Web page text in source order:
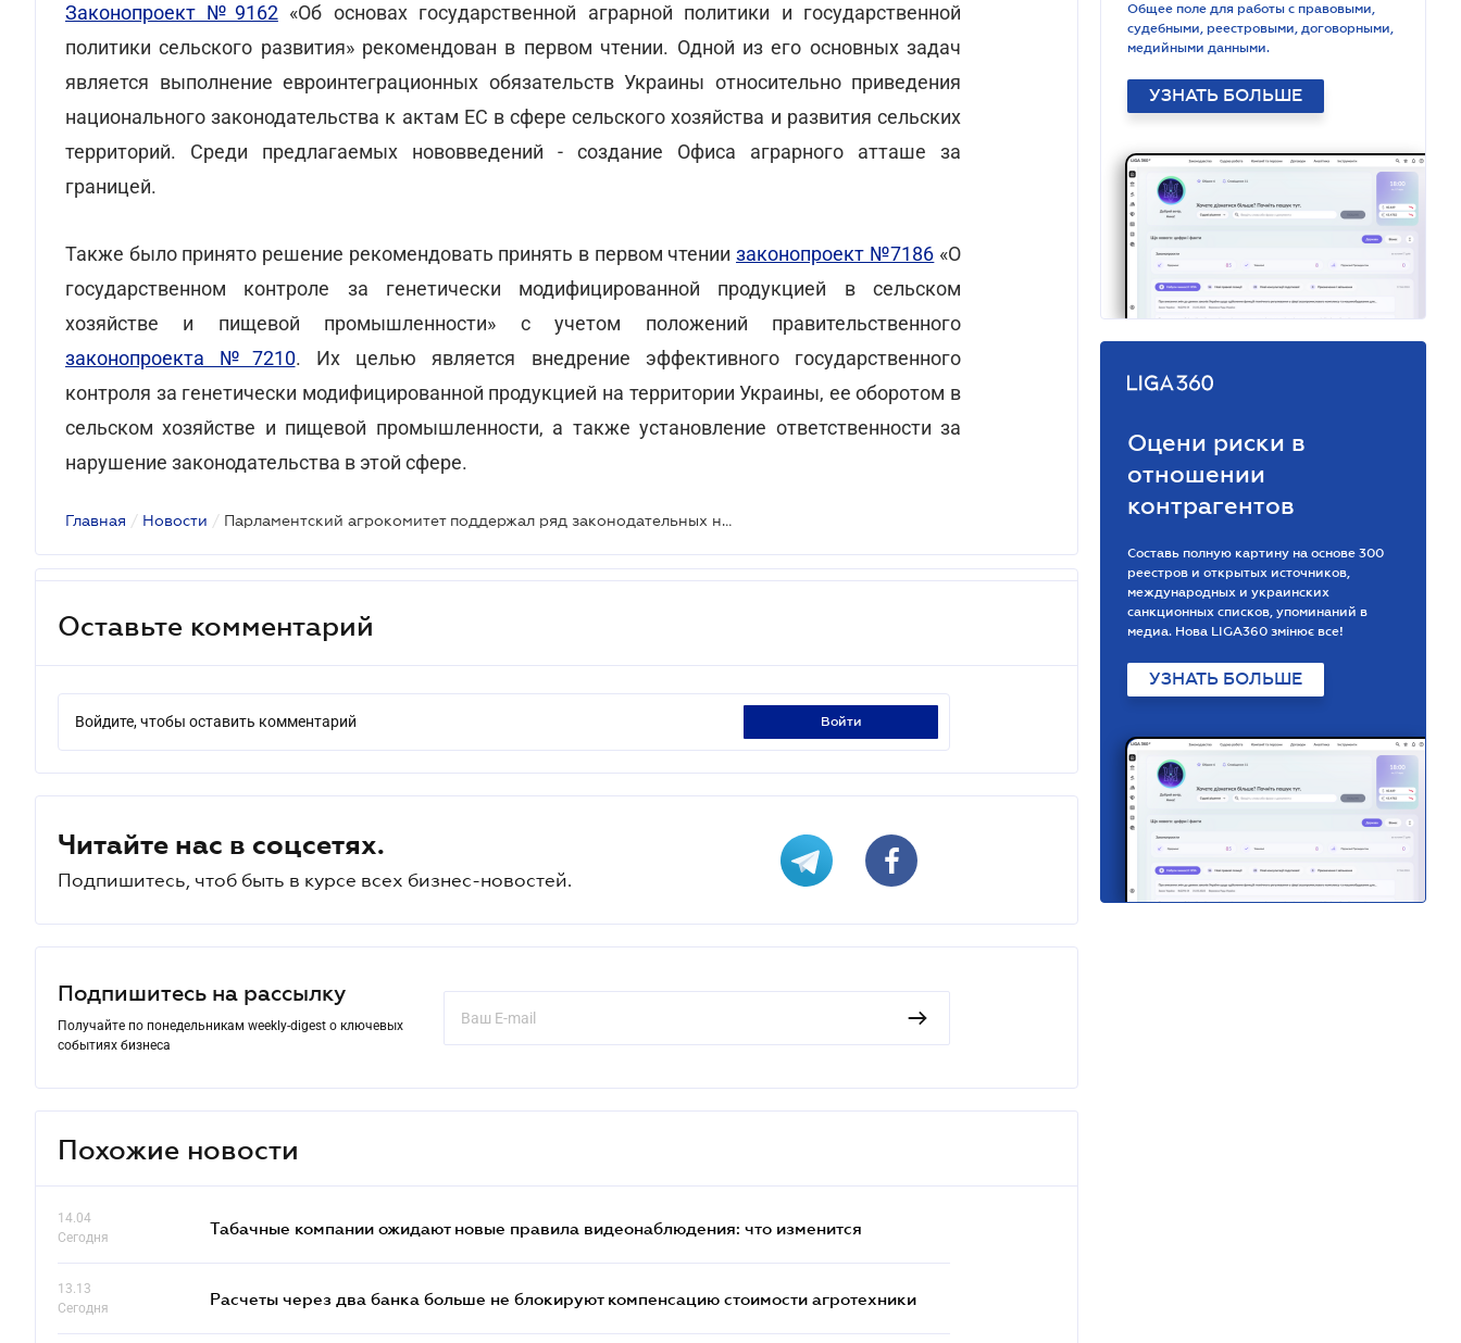
Законопроект №9162«Об основах государственной аграрной политики и государственной
политики сельского развития» рекомендован в первом чтении. Одной из его основных задач
является выполнение евроинтеграционных обязательств Украины относительно приведения
национального законодательства к актам ЕС в сфере сельского хозяйства и развития сельских
территорий. Среди предлагаемых нововведений - создание Офиса аграрного атташе за
границей.
Также было принято решение рекомендовать принять в первом чтении законопроект №7186 «О
государственном контроле за генетически модифицированной продукцией в сельском
хозяйстве и пищевой промышленности» с учетом положений правительственного
законопроекта №7210. Их целью является внедрение эффективного государственного
контроля за генетически модифицированной продукцией на территории Украины, ее оборотом в
сельском хозяйстве и пищевой промышленности, а также установление ответственности за
нарушение законодательства в этой сфере.
Главная / Новости / Парламентский агрокомитет поддержал ряд законодательных нововведений
Оставьте комментарий
Войдите, чтобы оставить комментарий войти
Читайте нас в соцсетях.
Подпишитесь, чтоб быть в курсе всех бизнес-новостей.
Подпишитесь на рассылку
Получайте по понедельникам weekly-digest о ключевых
событиях бизнеса
Похожие новости
14.04
Сегодня
Табачные компании ожидают новые правила видеонаблюдения: что изменится
13.13
Сегодня
Расчеты через два банка больше не блокируют компенсацию стоимости агротехники
Общее поле для работы с правовыми,
судебными, реестровыми, договорными,
медийными данными.
УЗНАТЬ БОЛЬШЕ
Оцени риски в
отношении
контрагентов
Составь полную картину на основе 300
реестров и открытых источников,
международных и украинских
санкционных списков, упоминаний в
медиа. Нова LIGA360 змінює все!
УЗНАТЬ БОЛЬШЕ